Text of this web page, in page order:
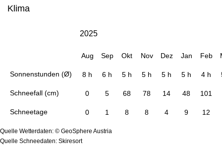
Klima
Sonnenstunden (Ø)
Schneefall (cm)
Schneetage
2025
Aug Sep Okt Nov Dez Jan Feb
8 h 6 h 5 h 5 h 5 h 5 h 4 h
0 5 68 78 14 48 101
0 1 8 8 4 9 12
Quelle Wetterdaten: © GeoSphere Austria
Quelle Schneedaten: Skiresort